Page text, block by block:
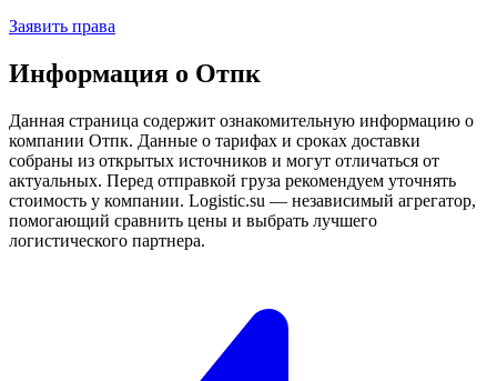
Заявить права
Информация о Отпк
Данная страница содержит ознакомительную информацию о
компании Отпк. Данные о тарифах и сроках доставки
собраны из открытых источников и могут отличаться от
актуальных. Перед отправкой груза рекомендуем уточнять
стоимость у компании. Logistic.su — независимый агрегатор,
помогающий сравнить цены и выбрать лучшего
логистического партнера.